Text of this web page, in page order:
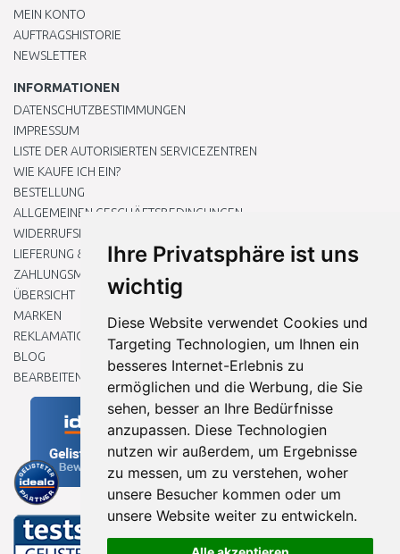
Ihre Privatsphäre ist uns
wichtig
Diese Website verwendet Cookies und
Targeting Technologien, um Ihnen ein
besseres Internet-Erlebnis zu
ermöglichen und die Werbung, die Sie
sehen, besser an Ihre Bedürfnisse
anzupassen. Diese Technologien
nutzen wir außerdem, um Ergebnisse
zu messen, um zu verstehen, woher
unsere Besucher kommen oder um
unsere Website weiter zu entwickeln.
MEIN KONTO
AUFTRAGSHISTORIE
NEWSLETTER
INFORMATIONEN
DATENSCHUTZBESTIMMUNGEN
IMPRESSUM
LISTE DER AUTORISIERTEN SERVICEZENTREN
WIE KAUFE ICH EIN?
BESTELLUNG
ALLGEMEINEN GESCHÄFTSBEDINGUNGEN
WIDERRUFSRECHT
LIEFERUNG & ZAHLUNG
ZAHLUNGSMETHODEN
ÜBERSICHT
MARKEN
REKLAMATIONEN UND RETOUREN
BLOG
BEARBEITEN SIE MEINE COOKIE-EINSTELLUNGEN